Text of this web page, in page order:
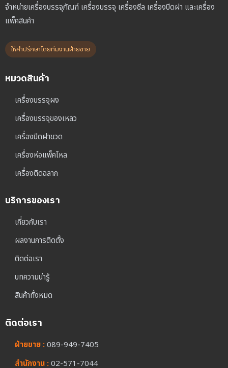
จำหน่ายเครื่องบรรจุภัณฑ์ เครื่องบรรจุ เครื่องซีล เครื่องปิดฝา และเครื่อง
แพ็คสินค้า
ให้คำปรึกษาโดยทีมงานฝ่ายขาย
หมวดสินค้า
เครื่องบรรจุผง
เครื่องบรรจุของเหลว
เครื่องปิดฝาขวด
เครื่องห่อแพ็คโหล
เครื่องติดฉลาก
บริการของเรา
เกี่ยวกับเรา
ผลงานการติดตั้ง
ติดต่อเรา
บทความน่ารู้
สินค้าทั้งหมด
ติดต่อเรา
ฝ่ายขาย :089-949-7405
สำนักงาน :02-571-7044